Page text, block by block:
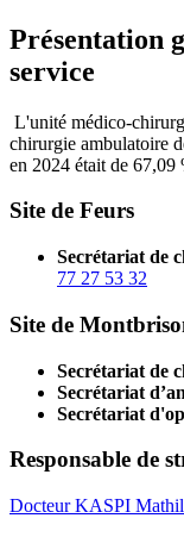
Présentation
service
L'unité médico-
chirurgie ambulatoire
en 2024 était de 67,09
Site de Feurs
Secrétariat de
77 27 53 32
Site de
Secrétariat de
Secrétariat
Secrétariat
Responsable de
Docteur KASPI